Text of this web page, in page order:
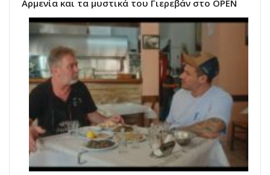
Αρμενία και τα μυστικά του Γιερεβάν στο OPEN